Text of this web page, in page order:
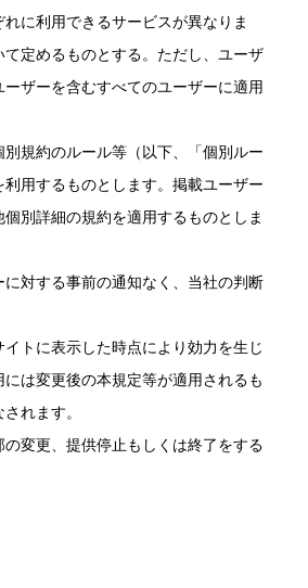
に利用できるサービスが異なりま
定めるものとする。ただし、ユーザ
ザーを含むすべてのユーザーに適用
規約のルール等（以下、「個別ルー
用するものとします。掲載ユーザー
別詳細の規約を適用するものとしま
対する事前の通知なく、当社の判断
トに表示した時点により効力を生じ
は変更後の本規定等が適用されるも
れます。
変更、提供停止もしくは終了をする